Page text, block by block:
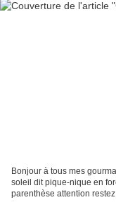
Bonjour à tous mes
soleil dit pique-nique en
parenthèse attention